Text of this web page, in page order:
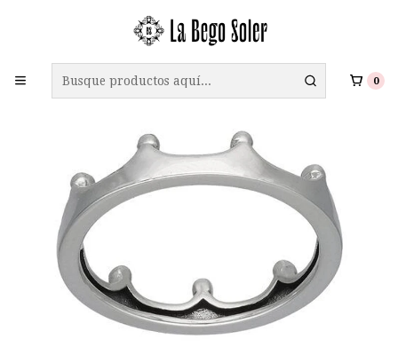
0
ENVÍO GRATIS A TODO CHILE EN COMPRAS SOBRE $69.990